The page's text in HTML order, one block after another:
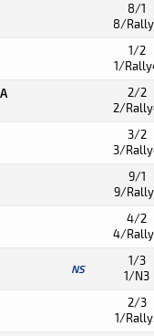
8/1
8/
1/2
1/
2/2
2/
3/2
3/
9/1
9/
4/2
4/
NS
1/3
1/N3
2/3
1/